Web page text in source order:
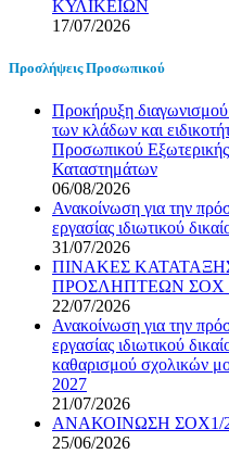
ΚΥΛΙΚΕΙΩΝ
17/07/2026
Προσλήψεις Προσωπικού
Προκήρυξη
των κλάδων και
Προσωπικού
Καταστημάτων
06/08/2026
Ανακοίνωση για την
εργασίας ιδιωτικού
31/07/2026
ΠΙΝΑΚΕΣ
ΠΡΟΣΛΗΠΤΕΩΝ ΣΟΧ
22/07/2026
Ανακοίνωση για την
εργασίας ιδιωτικού
καθαρισμού σχολικών
2027
21/07/2026
ΑΝΑΚΟΙΝΩΣΗ ΣΟΧ1/
25/06/2026